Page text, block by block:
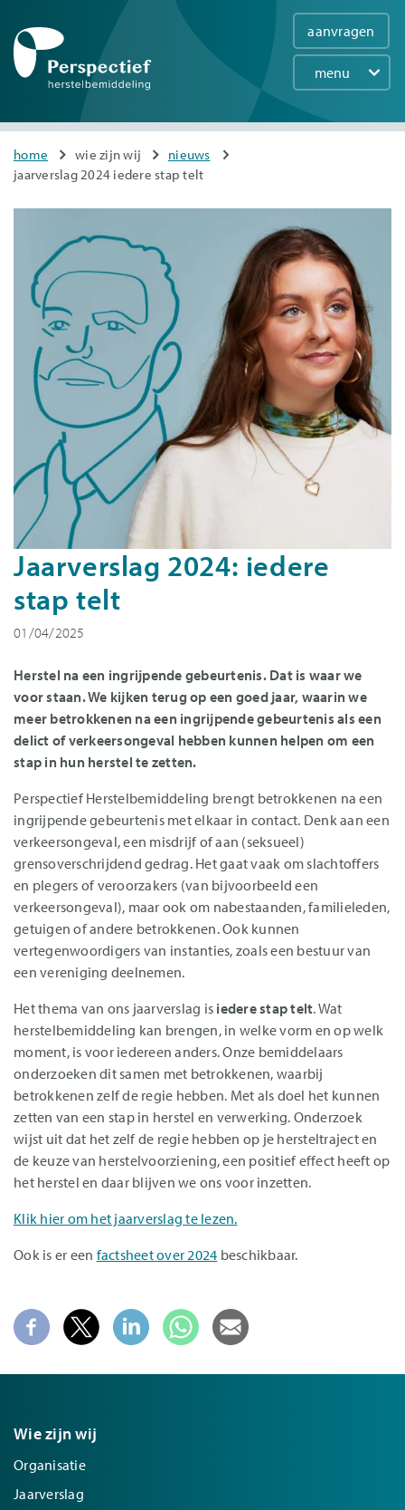
en
naar
navigation
menu
aanvragen
You
are
here
home wie zijn wij
nieuws
jaarverslag 2024 iedere stap telt
Jaarverslag 2024: iedere
stap telt
01/04/2025
Herstel na een ingrijpende gebeurtenis. Dat is waar we
voor staan. We kijken terug op een goed jaar, waarin we
meer betrokkenen na een ingrijpende gebeurtenis als een
delict of verkeersongeval hebben kunnen helpen om een
stap in hun herstel te zetten.
Perspectief Herstelbemiddeling brengt betrokkenen na een
ingrijpende gebeurtenis met elkaar in contact. Denk aan een
verkeersongeval, een misdrijf of aan (seksueel)
grensoverschrijdend gedrag. Het gaat vaak om slachtoffers
en plegers of veroorzakers (van bijvoorbeeld een
verkeersongeval), maar ook om nabestaanden, familieleden,
getuigen of andere betrokkenen. Ook kunnen
vertegenwoordigers van instanties, zoals een bestuur van
een vereniging deelnemen.
Het thema van ons jaarverslag is iedere stap telt. Wat
herstelbemiddeling kan brengen, in welke vorm en op welk
moment, is voor iedereen anders. Onze bemiddelaars
onderzoeken dit samen met betrokkenen, waarbij
betrokkenen zelf de regie hebben. Met als doel het kunnen
zetten van een stap in herstel en verwerking. Onderzoek
wijst uit dat het zelf de regie hebben op je hersteltraject en
de keuze van herstelvoorziening, een positief effect heeft op
het herstel en daar blijven we ons voor inzetten.
Klik hier om het jaarverslag te lezen.
Ook is er een factsheet over 2024 beschikbaar.
Wie zijn wij
Organisatie
Jaarverslag